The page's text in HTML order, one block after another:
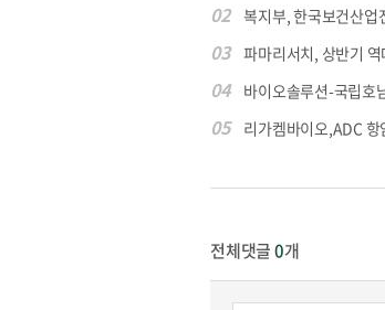
02 복지부, 한국보건산업
03 파마리서치, 상반기
04 바이오솔루션-국립호
05 리가켐바이오,ADC
전체댓글0개